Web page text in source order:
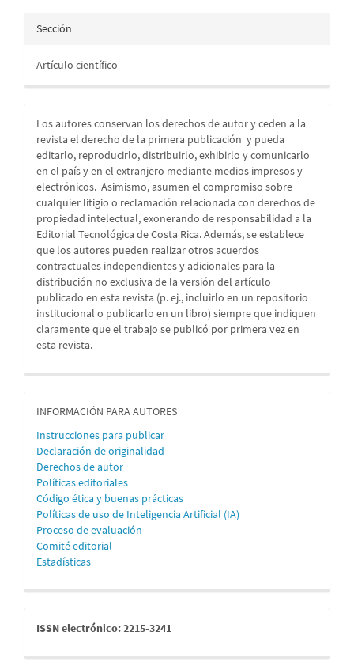
Sección
Artículo científico
Los autores conservan los derechos de autor y ceden a la
revista el derecho de la primera publicación y pueda
editarlo, reproducirlo, distribuirlo, exhibirlo y comunicarlo
en el país y en el extranjero mediante medios impresos y
electrónicos. Asimismo, asumen el compromiso sobre
cualquier litigio o reclamación relacionada con derechos de
propiedad intelectual, exonerando de responsabilidad a la
Editorial Tecnológica de Costa Rica. Además, se establece
que los autores pueden realizar otros acuerdos
contractuales independientes y adicionales para la
distribución no exclusiva de la versión del artículo
publicado en esta revista (p. ej., incluirlo en un repositorio
institucional o publicarlo en un libro) siempre que indiquen
claramente que el trabajo se publicó por primera vez en
esta revista.
informacion
INFORMACIÓN PARA AUTORES
Instrucciones para publicar
Declaración de originalidad
Derechos de autor
Políticas editoriales
Código ética y buenas prácticas
Políticas de uso de Inteligencia Artificial (IA)
Proceso de evaluación
Comité editorial
Estadísticas
issn
ISSN electrónico: 2215-3241